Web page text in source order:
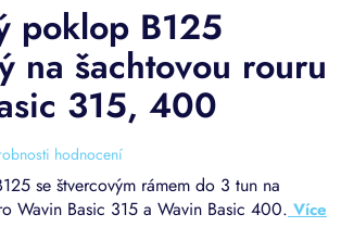
se štvercovým rámem do 3 tun na
Wavin Basic 315 a Wavin Basic 400.
poklop B125
na šachtovou rouru
315, 400
hodnocení